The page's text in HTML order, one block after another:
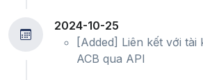
2024-10-25
[Added] Liên kết với tài
ACB qua API